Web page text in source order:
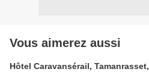
Vous aimerez aussi
Hôtel Caravansérail, Tamanrasset,